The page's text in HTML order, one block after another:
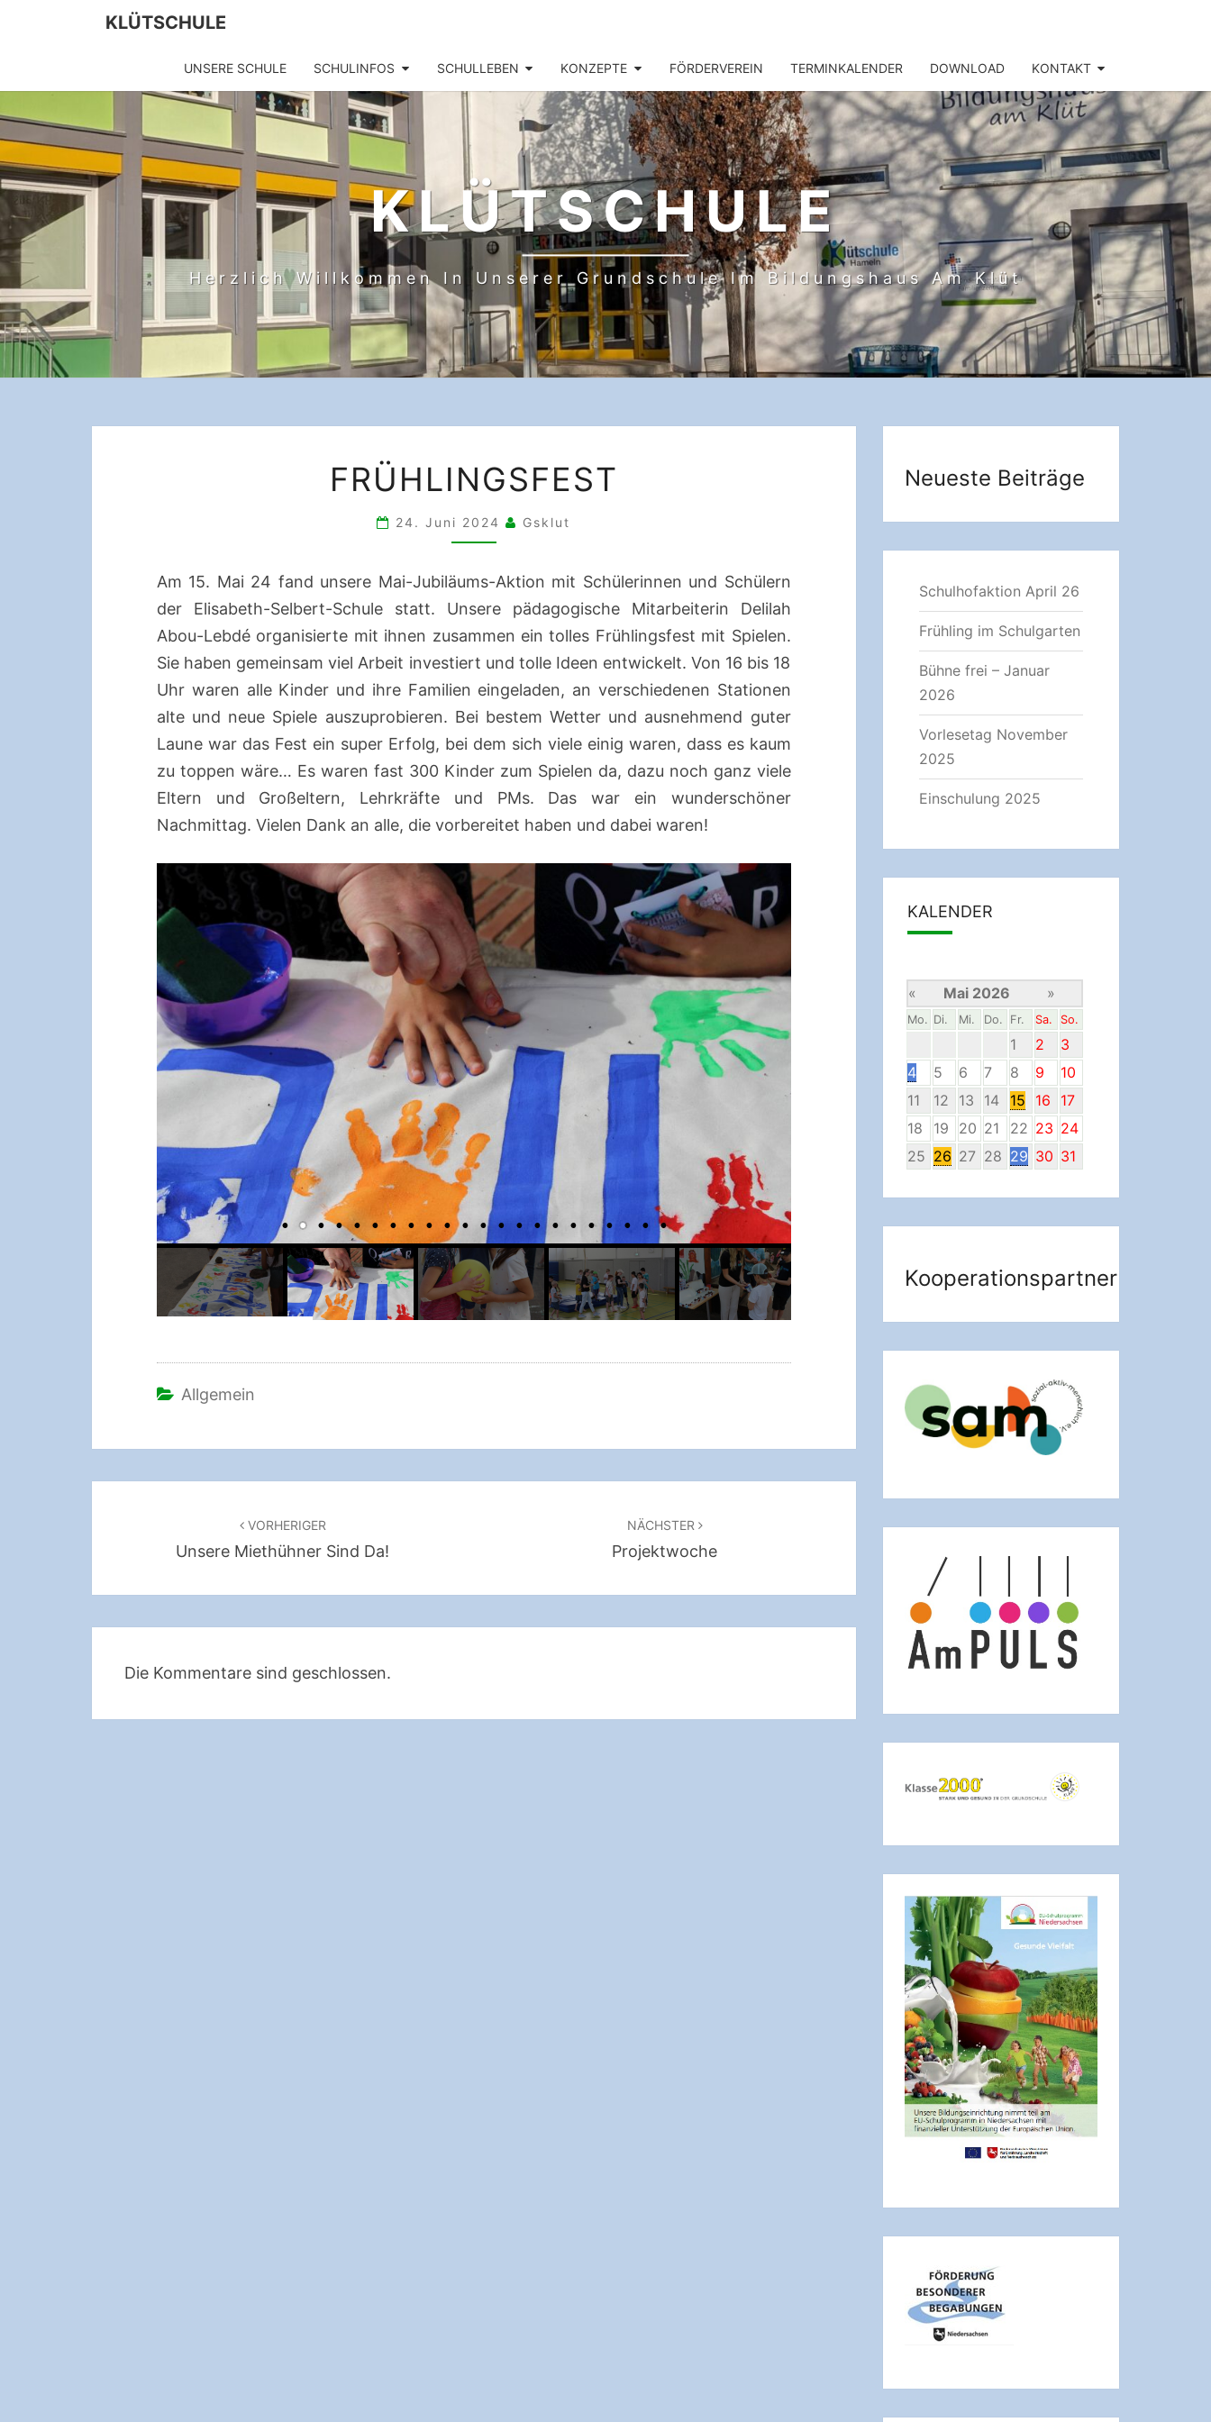
KLÜTSCHULE
UNSERE SCHULE SCHULINFOS SCHULLEBEN KONZEPTE FÖRDERVEREIN TERMINKALENDER DOWNLOAD KONTAKT
KLÜTSCHULE
Herzlich Willkommen In Unserer Grundschule Im Bildungshaus Am Klüt
FRÜHLINGSFEST
24. Juni 2024 Gsklut
Am 15. Mai 24 fand unsere Mai-Jubiläums-Aktion mit Schülerinnen und Schülern
der Elisabeth-Selbert-Schule statt. Unsere pädagogische Mitarbeiterin Delilah
Abou-Lebdé organisierte mit ihnen zusammen ein tolles Frühlingsfest mit Spielen.
Sie haben gemeinsam viel Arbeit investiert und tolle Ideen entwickelt. Von 16 bis 18
Uhr waren alle Kinder und ihre Familien eingeladen, an verschiedenen Stationen
alte und neue Spiele auszuprobieren. Bei bestem Wetter und ausnehmend guter
Laune war das Fest ein super Erfolg, bei dem sich viele einig waren, dass es kaum
zu toppen wäre… Es waren fast 300 Kinder zum Spielen da, dazu noch ganz viele
Eltern und Großeltern, Lehrkräfte und PMs. Das war ein wunderschöner
Nachmittag. Vielen Dank an alle, die vorbereitet haben und dabei waren!
Allgemein
VORHERIGER
Unsere Miethühner Sind Da!
NÄCHSTER
Projektwoche
Die Kommentare sind geschlossen.
Neueste Beiträge
Schulhofaktion April 26
Frühling im Schulgarten
Bühne frei – Januar
2026
Vorlesetag November
2025
Einschulung 2025
KALENDER
« Mai 2026 »
Mo. Di. Mi. Do. Fr. Sa. So.
1 2
3
4
5 6 7 8 9
10
11
12 13 14 15 16
17
18
19 20 21 22 23 24
25 26 27 28 29 30 31
Kooperationspartner